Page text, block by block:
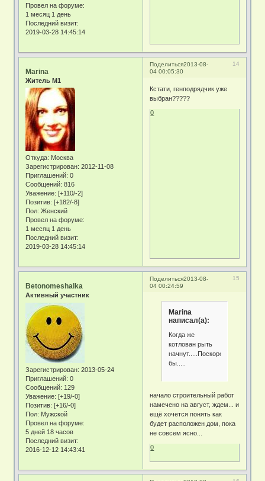
Провел на форуме:
1 месяц 1 день
Последний визит:
2019-03-28 14:45:14
Поделиться 14
2013-08-
04 00:05:30
Marina
Житель М1
Откуда: Москва
Зарегистрирован: 2012-11-08
Приглашений: 0
Сообщений: 816
Уважение: [+110/-2]
Позитив: [+182/-8]
Пол: Женский
Провел на форуме:
1 месяц 1 день
Последний визит:
2019-03-28 14:45:14
Кстати, генподрядчик уже
выбран?????
0
Поделиться 15
2013-08-
04 00:24:59
Betonomeshalka
Активный участник
Зарегистрирован: 2013-05-24
Приглашений: 0
Сообщений: 129
Уважение: [+19/-0]
Позитив: [+16/-0]
Пол: Мужской
Провел на форуме:
5 дней 18 часов
Последний визит:
2016-12-12 14:43:41
Marina
написал(а):
Когда же
котлован рыть
начнут.....Поскорее
бы.....
начало строительный работ
намечено на август, ждем... и
ещё хочется понять как
будет расположен дом, пока
не совсем ясно...
0